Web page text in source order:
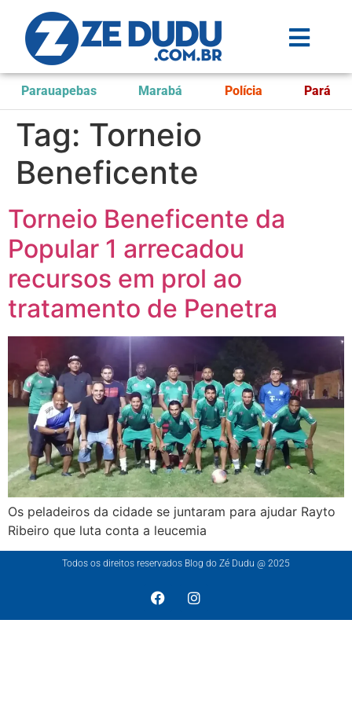
Parauapebas Marabá Polícia Pará
Tag: Torneio
Beneficente
Torneio Beneficente da
Popular 1 arrecadou
recursos em prol ao
tratamento de Penetra
Os peladeiros da cidade se juntaram para ajudar Rayto
Ribeiro que luta conta a leucemia
Todos os direitos reservados Blog do Zé Dudu @ 2025